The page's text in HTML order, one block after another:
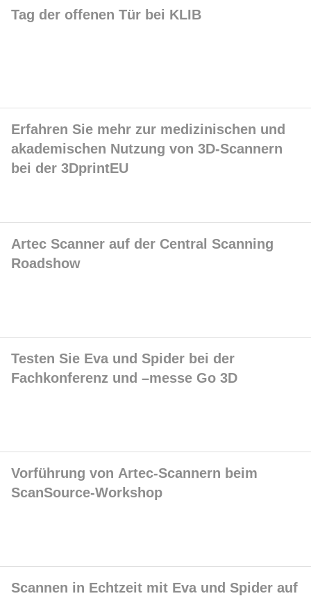
Tag der offenen Tür bei KLIB
Erfahren Sie mehr zur medizinischen und
akademischen Nutzung von 3D-Scannern
bei der 3DprintEU
Artec Scanner auf der Central Scanning
Roadshow
Testen Sie Eva und Spider bei der
Fachkonferenz und –messe Go 3D
Vorführung von Artec-Scannern beim
ScanSource-Workshop
Scannen in Echtzeit mit Eva und Spider auf